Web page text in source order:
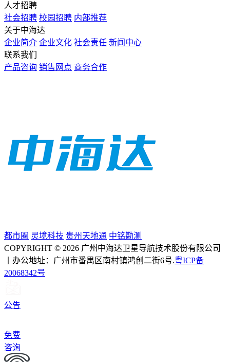
人才招聘
社会招聘 校园招聘 内部推荐
关于中海达
企业简介 企业文化 社会责任 新闻中心
联系我们
产品咨询 销售网点 商务合作
都市圈 灵境科技 贵州天地通 中铭勘测
COPYRIGHT © 2026 广州中海达卫星导航技术股份有限公司
丨办公地址：广州市番禺区南村镇鸿创二街6号.粤ICP备
20068342号
公告
免费
咨询